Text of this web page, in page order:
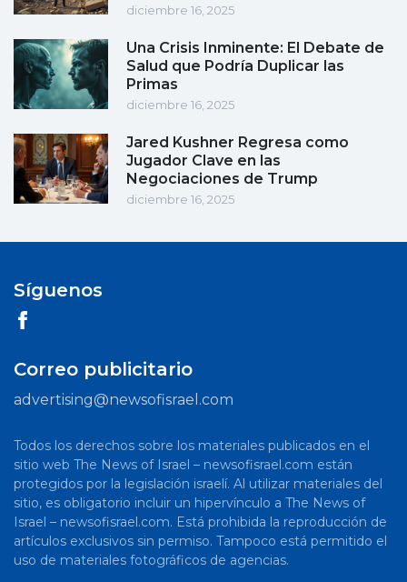
diciembre 16, 2025
Una Crisis Inminente: El Debate de
Salud que Podría Duplicar las
Primas
diciembre 16, 2025
Jared Kushner Regresa como
Jugador Clave en las
Negociaciones de Trump
diciembre 16, 2025
Síguenos
Correo publicitario
advertising@newsofisrael.com
Todos los derechos sobre los materiales publicados en el
sitio web The News of Israel – newsofisrael.com están
protegidos por la legislación israelí. Al utilizar materiales del
sitio, es obligatorio incluir un hipervínculo a The News of
Israel – newsofisrael.com. Está prohibida la reproducción de
artículos exclusivos sin permiso. Tampoco está permitido el
uso de materiales fotográficos de agencias.